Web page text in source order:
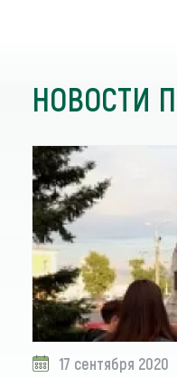
НОВОСТИ
17 сентября 2020